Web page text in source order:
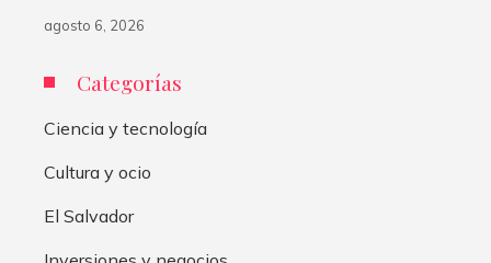
agosto 6, 2026
Categorías
Ciencia y tecnología
Cultura y ocio
El Salvador